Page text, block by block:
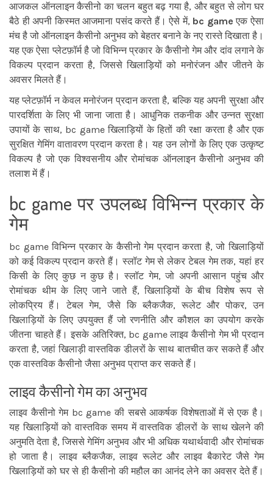
आजकल ऑनलाइन कैसीनो का चलन बहुत बढ़ गया है, और बहुत से लोग घर
बैठे ही अपनी किस्मत आजमाना पसंद करते हैं। ऐसे में, bc game एक ऐसा
मंच है जो ऑनलाइन कैसीनो अनुभव को बेहतर बनाने के नए रास्ते दिखाता है।
यह एक ऐसा प्लेटफ़ॉर्म है जो विभिन्न प्रकार के कैसीनो गेम और दांव लगाने के
विकल्प प्रदान करता है, जिससे खिलाड़ियों को मनोरंजन और जीतने के
अवसर मिलते हैं।
यह प्लेटफ़ॉर्म न केवल मनोरंजन प्रदान करता है, बल्कि यह अपनी सुरक्षा और
पारदर्शिता के लिए भी जाना जाता है। आधुनिक तकनीक और उन्नत सुरक्षा
उपायों के साथ, bc gameखिलाड़ियों के हितों की रक्षा करता है और एक
सुरक्षित गेमिंग वातावरण प्रदान करता है। यह उन लोगों के लिए एक उत्कृष्ट
विकल्प है जो एक विश्वसनीय और रोमांचक ऑनलाइन कैसीनो अनुभव की
तलाश में हैं।
bc game पर उपलब्ध विभिन्न प्रकार के
गेम
bc game विभिन्न प्रकार के कैसीनो गेम प्रदान करता है, जो खिलाड़ियों
को कई विकल्प प्रदान करते हैं। स्लॉट गेम से लेकर टेबल गेम तक, यहां हर
किसी के लिए कुछ न कुछ है। स्लॉट गेम, जो अपनी आसान पहुंच और
रोमांचक थीम के लिए जाने जाते हैं, खिलाड़ियों के बीच विशेष रूप से
लोकप्रिय हैं। टेबल गेम, जैसे कि ब्लैकजैक, रूलेट और पोकर, उन
खिलाड़ियों के लिए उपयुक्त हैं जो रणनीति और कौशल का उपयोग करके
जीतना चाहते हैं। इसके अतिरिक्त, bc game लाइव कैसीनो गेम भी प्रदान
करता है, जहां खिलाड़ी वास्तविक डीलरों के साथ बातचीत कर सकते हैं और
एक वास्तविक कैसीनो जैसा अनुभव प्राप्त कर सकते हैं।
लाइव कैसीनो गेम का अनुभव
लाइव कैसीनो गेम bc game की सबसे आकर्षक विशेषताओं में से एक है।
यह खिलाड़ियों को वास्तविक समय में वास्तविक डीलरों के साथ खेलने की
अनुमति देता है, जिससे गेमिंग अनुभव और भी अधिक यथार्थवादी और रोमांचक
हो जाता है। लाइव ब्लैकजैक, लाइव रूलेट और लाइव बैकारेट जैसे गेम
खिलाड़ियों को घर से ही कैसीनो की महौल का आनंद लेने का अवसर देते हैं।